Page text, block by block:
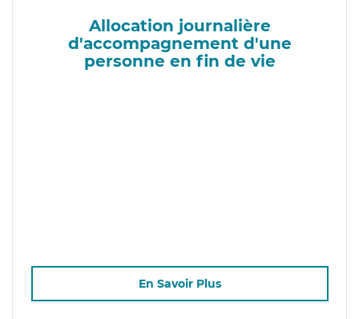
Allocation journalière
d'accompagnement d'une
personne en fin de vie
En Savoir Plus